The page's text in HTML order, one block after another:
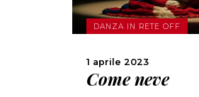
DANZA IN RETE OFF
1 aprile 2023
Come neve